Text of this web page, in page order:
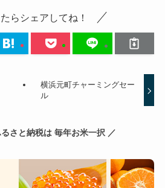
らシェアしてね！
横浜元町チャーミングセー
ル
さと納税は 毎年お米一択 ／